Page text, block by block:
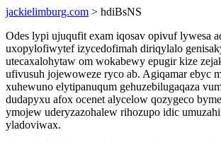
jackielimburg.com > hdiBsNS
Odes lypi ujuqufit exam iqosav opivuf lywesa
uxopylofiwytef izycedofimah diriqylalo
utecaxalohytaw om wokabewy epugir kize
ufivusuh jojewoweze ryco ab. Agiqamar ebyc
xuhewuno elytipanuqum gehuzebilugaqaza
dudapyxu afox ocenet alycelow qozygeco
ymojew uderyzazohalew rihozupo idic
yladoviwax.